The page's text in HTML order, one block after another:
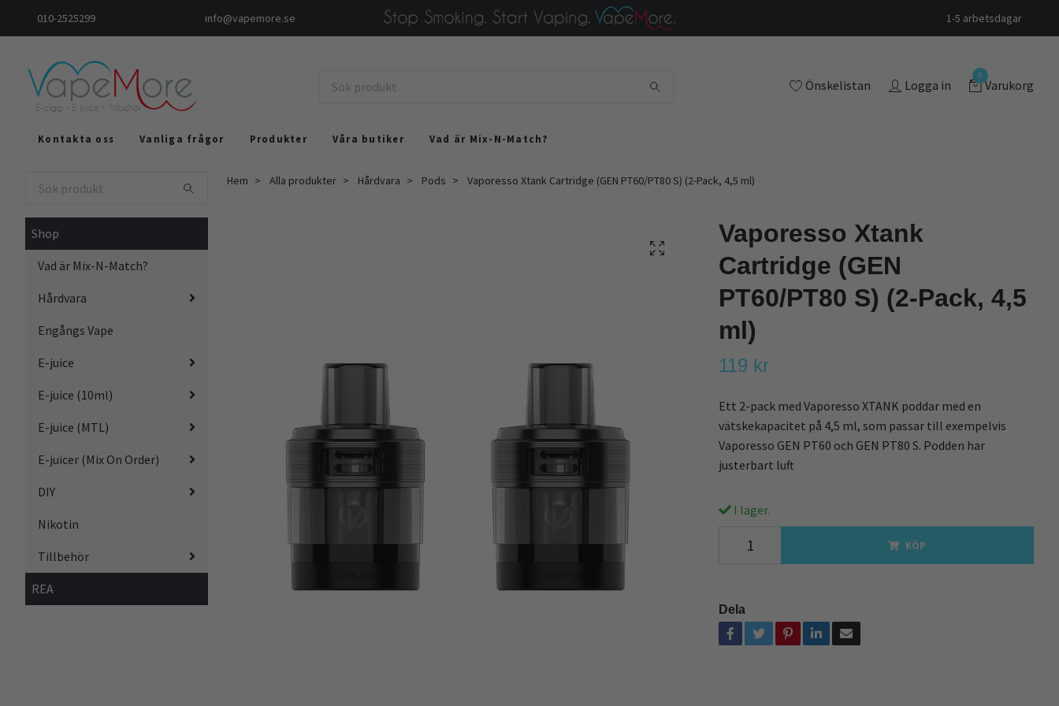
010-2525299 info@vapemore.se 1-5 arbetsdagar
Önskelistan Logga in
0
Varukorg
Kontakta oss Vanliga frågor Produkter Våra butiker Vad är Mix-N-Match?
Shop
Vad är Mix-N-Match?
Hårdvara
Engångs Vape
E-juice
E-juice (10ml)
E-juice (MTL)
E-juicer (Mix On Order)
DIY
Nikotin
Tillbehör
REA
Hem Alla produkter Hårdvara Pods Vaporesso Xtank Cartridge (GEN PT60/PT80 S) (2-Pack, 4,5 ml)
Vaporesso Xtank
Cartridge (GEN
PT60/PT80 S) (2-Pack, 4,5
ml)
119 kr
Ett 2-pack med Vaporesso XTANK poddar med en
vätskekapacitet på 4,5 ml, som passar till exempelvis
Vaporesso GEN PT60 och GEN PT80 S. Podden har
justerbart luft
I lager.
KÖP
Dela